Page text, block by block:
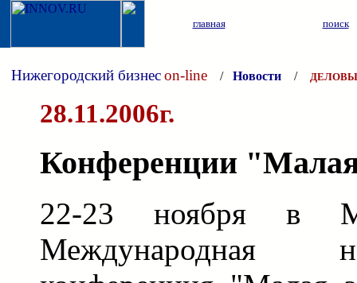
главная поиск
Нижегородский бизнесon-line / Новости /
28.11.2006г.
Конференции "Малая
22-23 ноября в
Международная